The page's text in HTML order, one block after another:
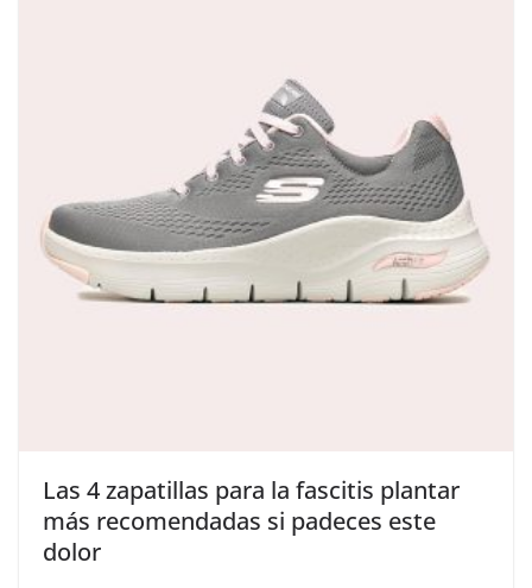
​Las 4 zapatillas para la fascitis plantar
más recomendadas si padeces este
dolor